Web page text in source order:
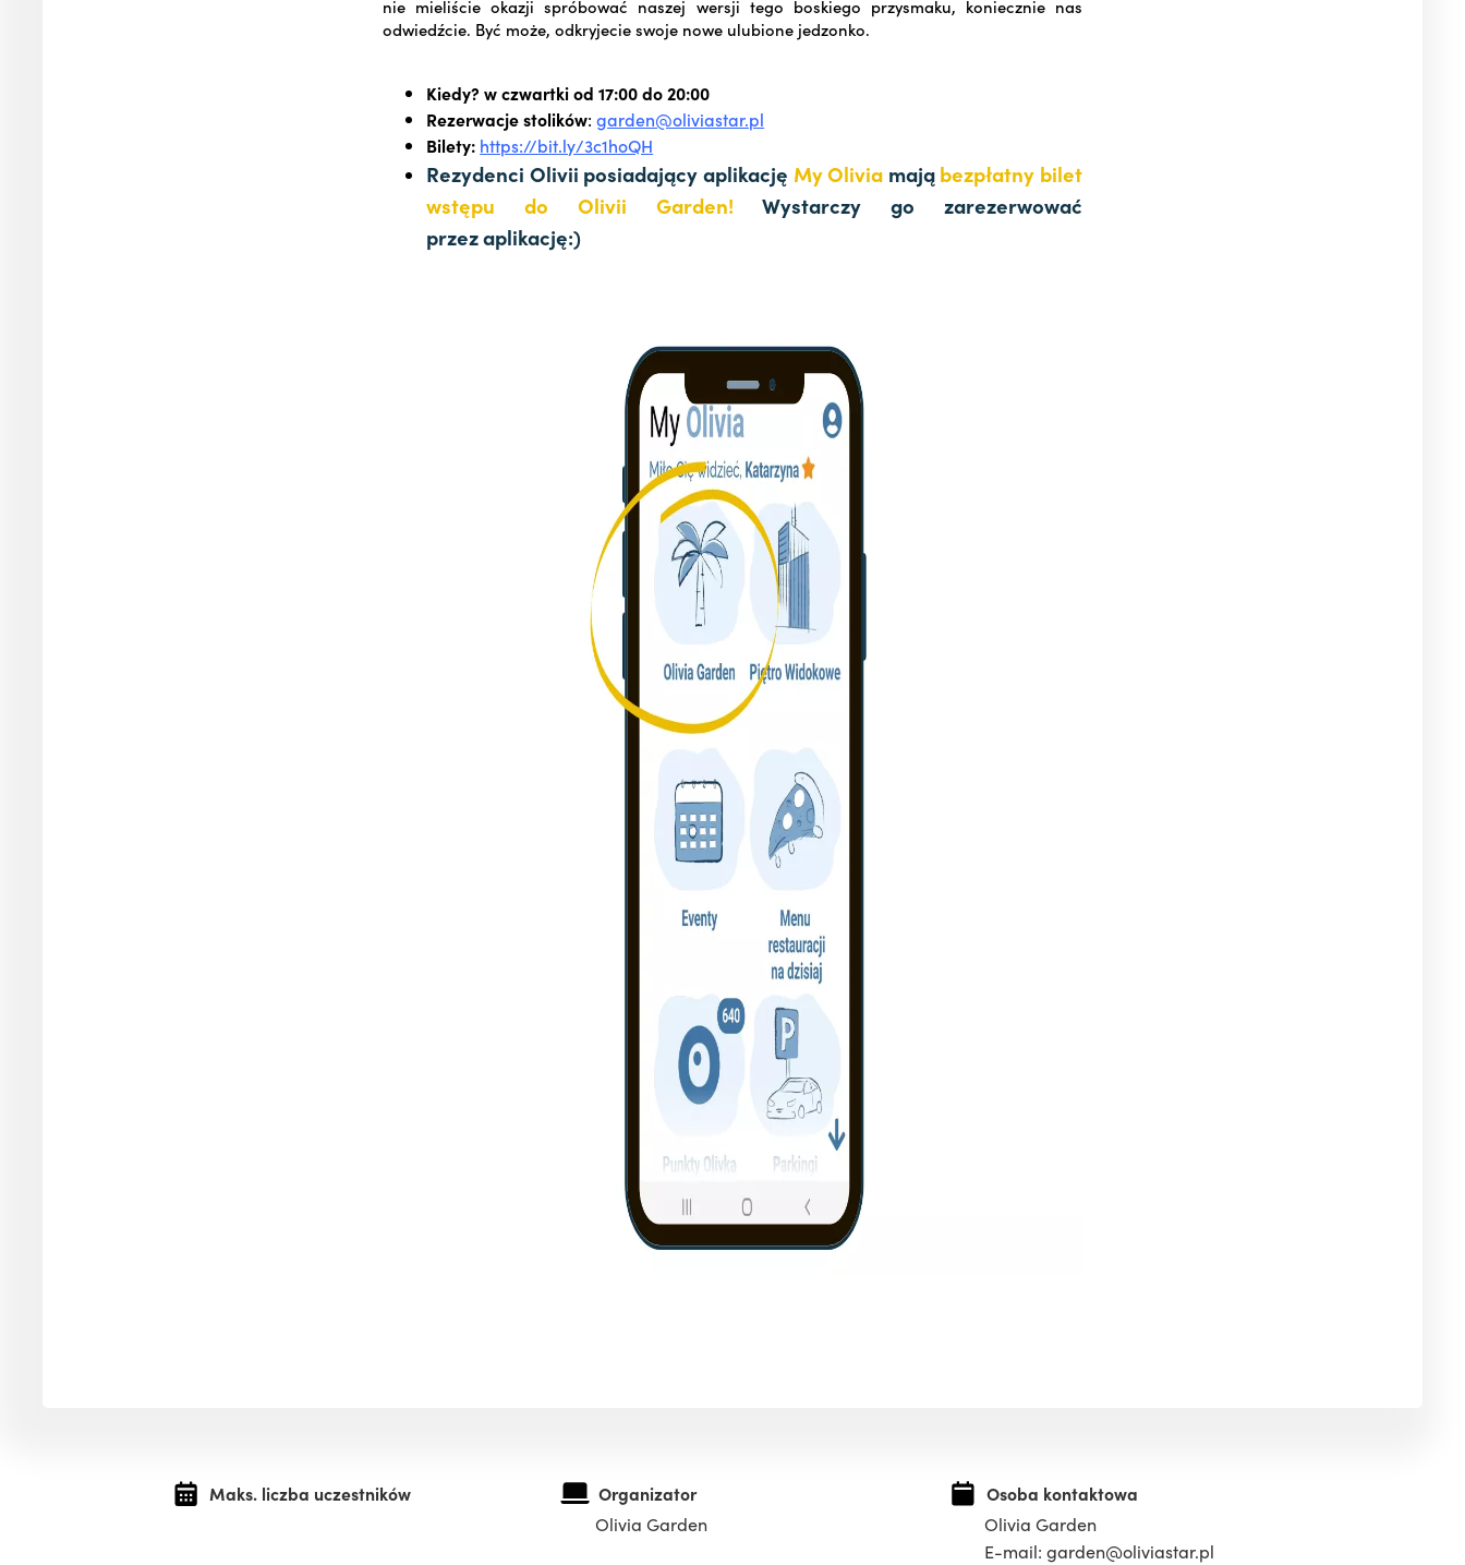
nie mieliście okazji spróbować naszej wersji tego boskiego przysmaku, koniecznie nas
odwiedźcie. Być może, odkryjecie swoje nowe ulubione jedzonko.
Kiedy? w czwartki od 17:00 do 20:00
Rezerwacje stolików:garden@oliviastar.pl
Bilety: https://bit.ly/3c1hoQH
Rezydenci Olivii posiadający aplikację My Olivia mająbezpłatny bilet
wstępu do Olivii Garden!Wystarczy go zarezerwować
przez aplikację:)
Maks. liczba uczestników
Organizator
Olivia Garden
Osoba kontaktowa
Olivia Garden
E-mail: garden@oliviastar.pl